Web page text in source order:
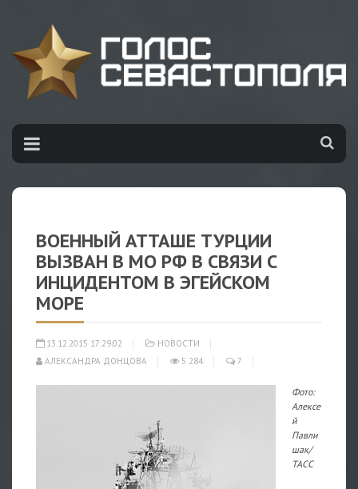
ВОЕННЫЙ АТТАШЕ ТУРЦИИ
ВЫЗВАН В МО РФ В СВЯЗИ С
ИНЦИДЕНТОМ В ЭГЕЙСКОМ
МОРЕ
13.12.2015 17:29:02
НОВОСТИ
АЛЕКСАНДРА ДОНЦОВА
5 284 7
Фото:
Алексе
й
Павли
шак/
ТАСС